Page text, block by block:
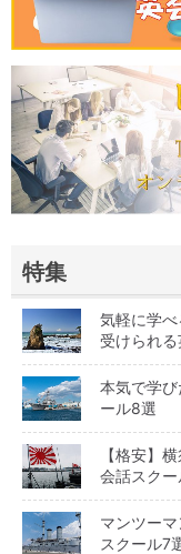
特集
気軽に学
受けられ
本気で学
ール8選
【格安】
会話スク
マンツー
スクール7